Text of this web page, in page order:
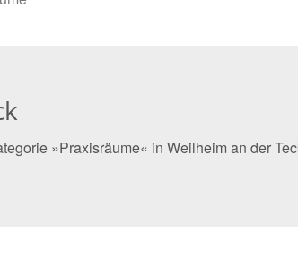
»Praxisräume« in Weilheim an der